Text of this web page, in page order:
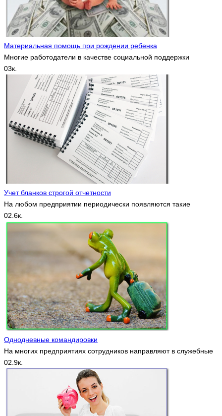
Материальная помощь при рождении ребенка
Многие работодатели в качестве социальной поддержки
03к.
Учет бланков строгой отчетности
На любом предприятии периодически появляются такие
02.6к.
Однодневные командировки
На многих предприятиях сотрудников направляют в служебные
02.9к.